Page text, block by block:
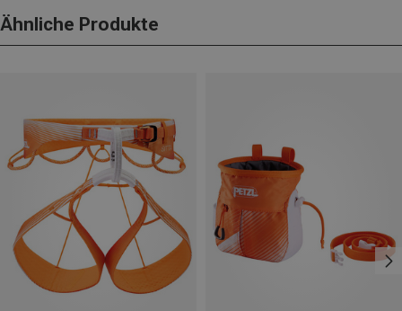
Ähnliche Produkte